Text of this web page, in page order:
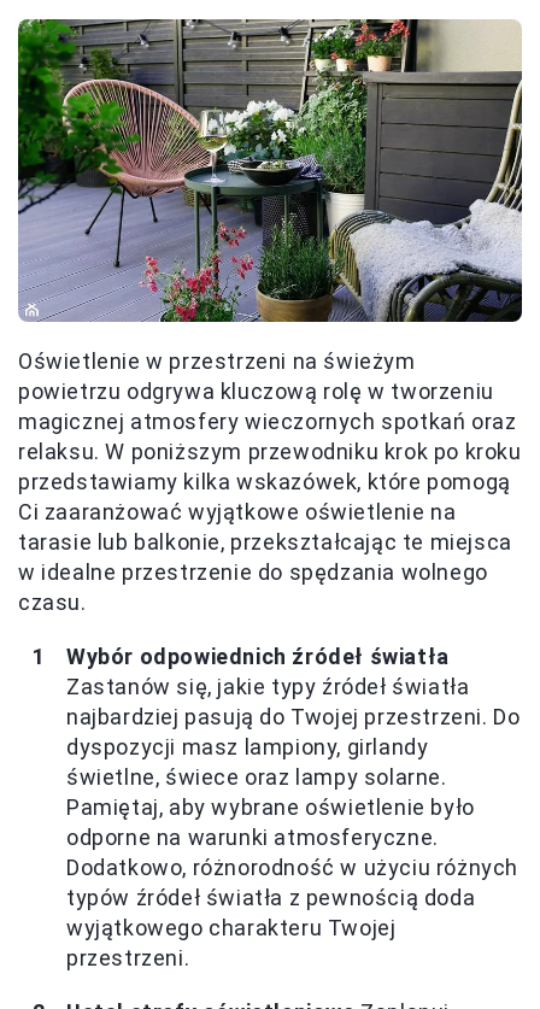
Oświetlenie w przestrzeni na świeżym
powietrzu odgrywa kluczową rolę w tworzeniu
magicznej atmosfery wieczornych spotkań oraz
relaksu. W poniższym przewodniku krok po kroku
przedstawiamy kilka wskazówek, które pomogą
Ci zaaranżować wyjątkowe oświetlenie na
tarasie lub balkonie, przekształcając te miejsca
w idealne przestrzenie do spędzania wolnego
czasu.
Wybór odpowiednich źródeł światła
Zastanów się, jakie typy źródeł światła
najbardziej pasują do Twojej przestrzeni. Do
dyspozycji masz lampiony, girlandy
świetlne, świece oraz lampy solarne.
Pamiętaj, aby wybrane oświetlenie było
odporne na warunki atmosferyczne.
Dodatkowo, różnorodność w użyciu różnych
typów źródeł światła z pewnością doda
wyjątkowego charakteru Twojej
przestrzeni.